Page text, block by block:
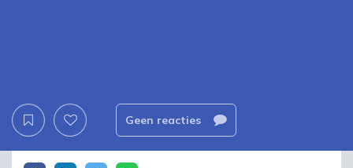
Geen reacties